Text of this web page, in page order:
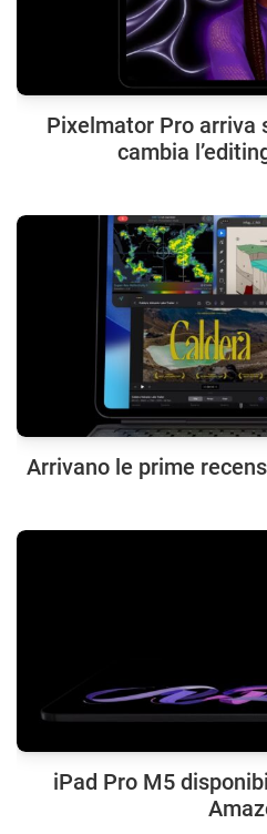
Pixelmator Pro arriva
cambia
Arrivano le prime
iPad Pro M5